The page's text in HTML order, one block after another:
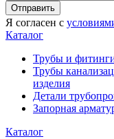
Отправить
Я согласен с
Каталог
Трубы и
Трубы
изделия
Детали
Запорная
Каталог